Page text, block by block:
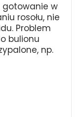
gotowanie w
rosołu, nie
Problem
bulionu
np.